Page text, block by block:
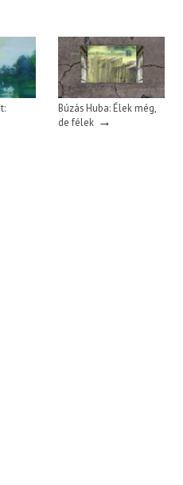
Búzás Huba: Élek még,
de félek →